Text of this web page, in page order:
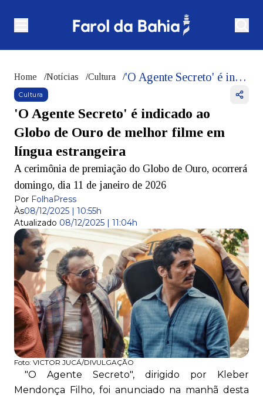
Home /Notícias /Cultura / 'O Agente Secreto' é indicado ao Globo de Ouro de melhor filme em língua estrangeira
Cultura
'O Agente Secreto' é indicado ao
Globo de Ouro de melhor filme em
língua estrangeira
A cerimônia de premiação do Globo de Ouro, ocorrerá
domingo, dia 11 de janeiro de 2026
Por FolhaPress
Às08/12/2025 | 10:55h
Atualizado 08/12/2025 | 11:04h
Foto: VICTOR JUCÁ/DIVULGAÇÃO
"O Agente Secreto", dirigido por Kleber
Mendonça Filho, foi anunciado na manhã desta